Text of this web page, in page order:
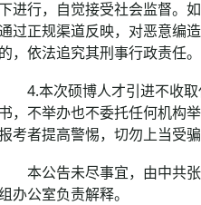
进行，自觉接受社会监督。
过正规渠道反映，对恶意编
，依法追究其刑事行政责任。
本次硕博人才引进不收取
，不举办也不委托任何机构
考者提高警惕，切勿上当受骗
公告未尽事宜，由中共张
办公室负责解释。